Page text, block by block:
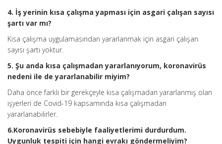
4. İş yerinin kısa çalışma yapması için asgari çalışan sayısı
şartı var mı?
Kısa çalışma uygulamasından yararlanmak için asgari çalışan
sayısı şartı yoktur.
5. Şu anda kısa çalışmadan yararlanıyorum, koronavirüs
nedeni ile de yararlanabilir miyim?
Daha önce farklı bir gerekçeyle kısa çalışmadan yararlanmış olan
işyerleri de Covid-19 kapsamında kısa çalışmadan
yararlanabilirler.
6.Koronavirüs sebebiyle faaliyetlerimi durdurdum.
Uygunluk tespiti için hangi evrakı göndermeliyim?